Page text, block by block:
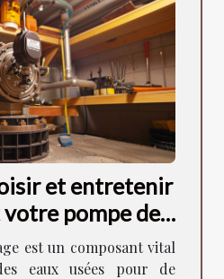
et entretenir
pompe de
est un composant vital
eaux usées pour de